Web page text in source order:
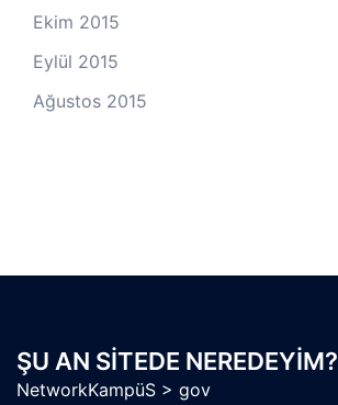
Ekim 2015
Eylül 2015
Ağustos 2015
ŞU AN SITEDE NEREDEYIM?
NetworkKampüS > gov